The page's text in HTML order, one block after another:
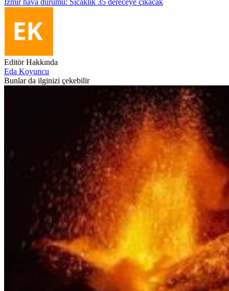
Editör Hakkında
Eda Koyuncu
Bunlar da ilginizi çekebilir